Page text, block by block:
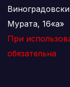
Мурата, 16«а»
При
обязательна